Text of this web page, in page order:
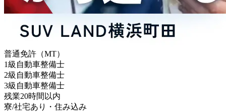
普通免許（MT）
1級自動車整備士
2級自動車整備士
3級自動車整備士
残業20時間以内
寮/社宅あり・住み込み